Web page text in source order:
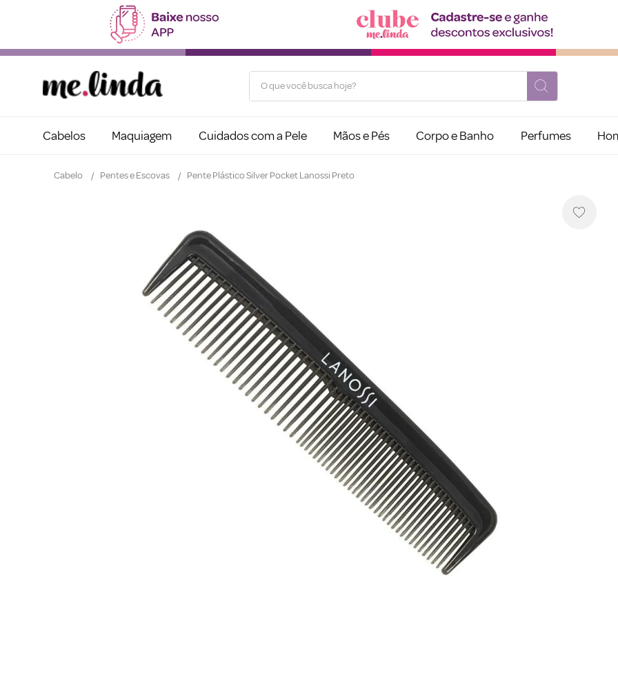
O que você busca hoje?
Cabelos Maquiagem Cuidados com a Pele Mãos e Pés Corpo e Banho Perfumes
Cabelo Pentes e Escovas Pente Plástico Silver Pocket Lanossi Preto